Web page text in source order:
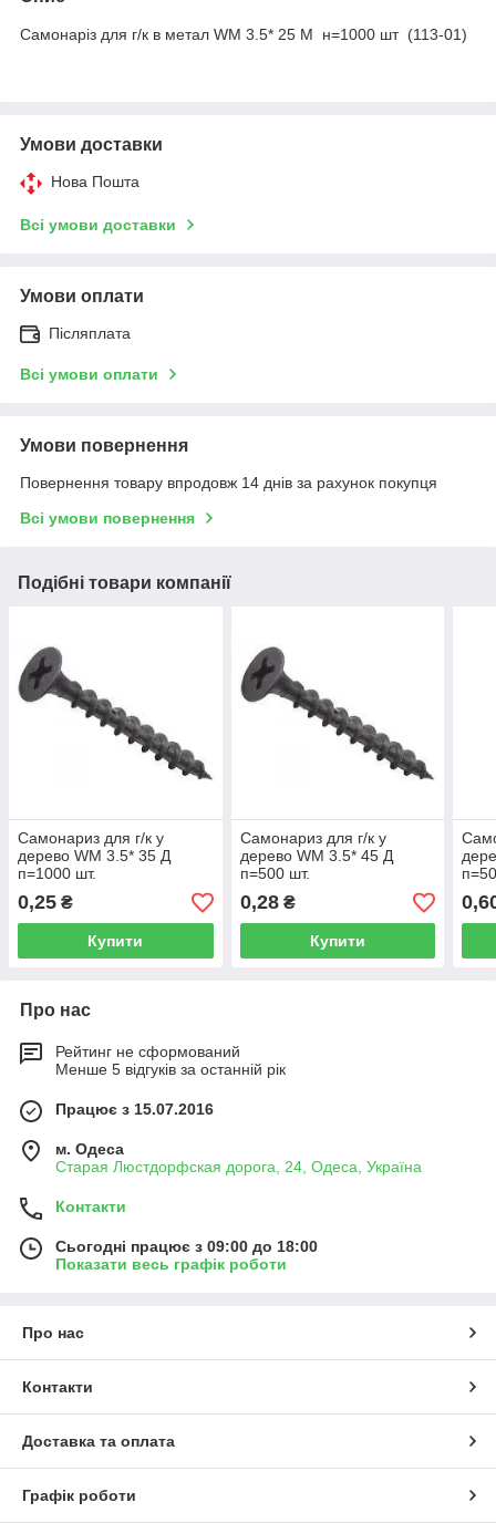
Самонарiз для г/к в метал WM 3.5* 25 М н=1000 шт (113-01)
Умови доставки
Нова Пошта
Всі умови доставки
Умови оплати
Післяплата
Всі умови оплати
Умови повернення
Повернення товару впродовж 14 днів за рахунок покупця
Всі умови повернення
Подібні товари компанії
Самонариз для г/к у
дерево WM 3.5* 35 Д
п=1000 шт.
0,25 ₴
Купити
Самонариз для г/к у
дерево WM 3.5* 45 Д
п=500 шт.
0,28₴
Купити
Про нас
Рейтинг не сформований
Менше 5 відгуків за останній рік
Працює з 15.07.2016
м. Одеса
Старая Люстдорфская дорога, 24, Одеса, Україна
Контакти
Сьогодні працює з 09:00 до 18:00
Показати весь графік роботи
Про нас
Контакти
Доставка та оплата
Графік роботи